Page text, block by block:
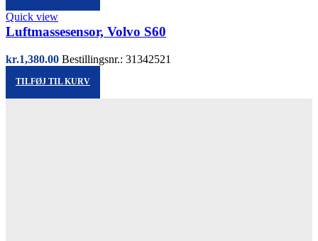
Quick view
Luftmassesensor, Volvo S60
kr.1,380.00 Bestillingsnr.: 31342521
TILFØJ TIL KURV